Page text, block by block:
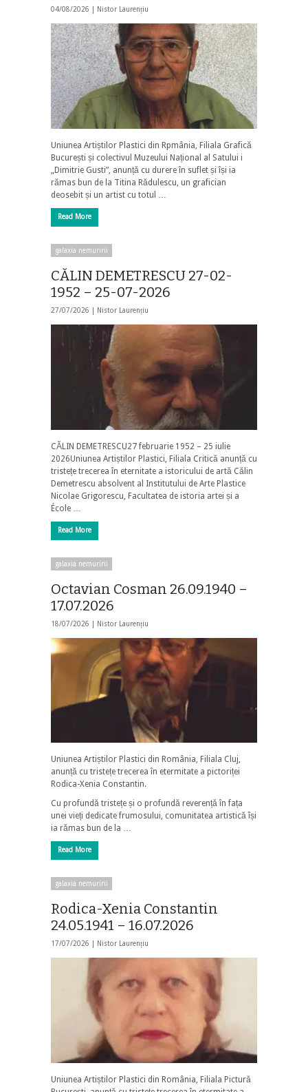
04/08/2026 | Nistor Laurențiu
Uniunea Artiștilor Plastici din Rpmânia, Filiala Grafică
București și colectivul Muzeului Național al Satului i
„Dimitrie Gusti”, anunță cu durere în suflet și își ia
rămas bun de la Titina Rădulescu, un grafician
deosebit și un artist cu totul …
Read More
galaxia nemuririi
CĂLIN DEMETRESCU 27-02-
1952 – 25-07-2026
27/07/2026 | Nistor Laurențiu
CĂLIN DEMETRESCU27 februarie 1952 – 25 iulie
2026Uniunea Artiștilor Plastici, Filiala Critică anunță cu
tristețe trecerea în eternitate a istoricului de artă Călin
Demetrescu absolvent al Institutului de Arte Plastice
Nicolae Grigorescu, Facultatea de istoria artei și a
École …
Read More
galaxia nemuririi
Octavian Cosman 26.09.1940 –
17.07.2026
18/07/2026 | Nistor Laurențiu
Uniunea Artiștilor Plastici din România, Filiala Cluj,
anunță cu tristețe trecerea în etermitate a pictoriței
Rodica-Xenia Constantin.
Cu profundă tristețe și o profundă reverență în fața
unei vieți dedicate frumosului, comunitatea artistică își
ia rămas bun de la …
Read More
galaxia nemuririi
Rodica-Xenia Constantin
24.05.1941 – 16.07.2026
17/07/2026 | Nistor Laurențiu
Uniunea Artiștilor Plastici din România, Filiala Pictură